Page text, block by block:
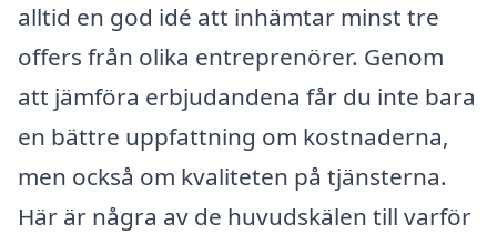
alltid en god idé att inhämtar minst tre
offers från olika entreprenörer. Genom
att jämföra erbjudandena får du inte bara
en bättre uppfattning om kostnaderna,
men också om kvaliteten på tjänsterna.
Här är några av de huvudskälen till varför